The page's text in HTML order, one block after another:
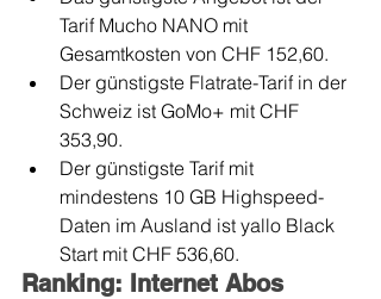
Tarif Mucho NANO mit
Gesamtkosten von CHF 152,60.
Der günstigste Flatrate-Tarif in der
Schweiz ist GoMo+ mit CHF
353,90.
Der günstigste Tarif mit
mindestens 10 GB Highspeed-
Daten im Ausland ist yallo Black
Start mit CHF 536,60.
Ranking: Internet Abos